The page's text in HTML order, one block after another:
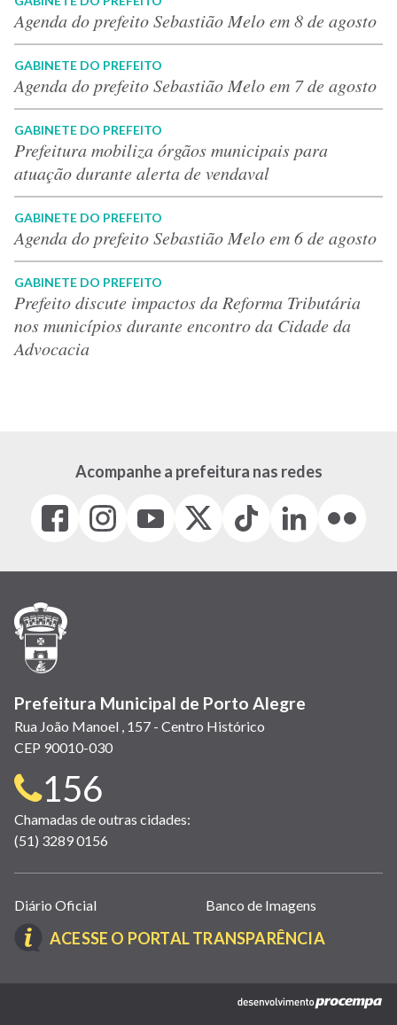
Agenda do prefeito Sebastião Melo em 8 de agosto
GABINETE DO PREFEITO
Agenda do prefeito Sebastião Melo em 7 de agosto
GABINETE DO PREFEITO
Prefeitura mobiliza órgãos municipais para
atuação durante alerta de vendaval
GABINETE DO PREFEITO
Agenda do prefeito Sebastião Melo em 6 de agosto
GABINETE DO PREFEITO
Prefeito discute impactos da Reforma Tributária
nos municípios durante encontro da Cidade da
Advocacia
Acompanhe a prefeitura nas redes
Facebook
(link
em
janela)
Instagram
(link
em
(link
em
(Antigo
(link
Tiktok
(link
em
LinkedIn
(link
em
(link
em
Prefeitura Municipal de Porto Alegre
Rua João Manoel , 157 - Centro Histórico
CEP 90010-030
Telefone
para
contato:
156
Chamadas de outras cidades:
(51) 3289 0156
Links
úteis
(abrem
nova
Diário Oficial Banco de Imagens
ACESSE O PORTAL TRANSPARÊNCIA(LINK
EM
NOVA